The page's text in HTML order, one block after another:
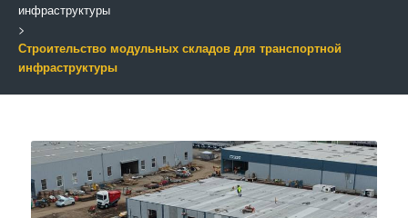
инфраструктуры
>
Строительство модульных складов для транспортной
инфраструктуры